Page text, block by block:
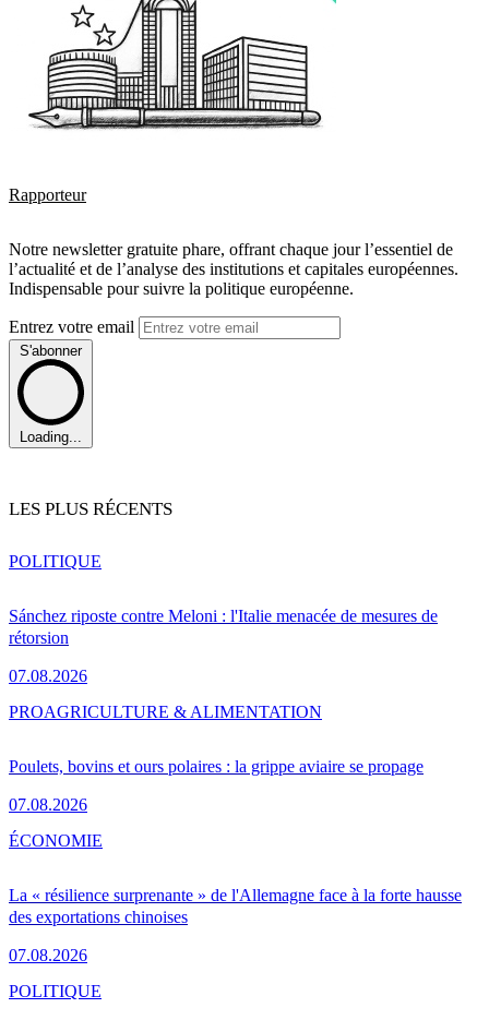
Rapporteur
Notre newsletter gratuite phare, offrant chaque jour l’essentiel de
l’actualité et de l’analyse des institutions et capitales européennes.
Indispensable pour suivre la politique européenne.
Entrez votre email
S'abonner
Loading...
LES PLUS RÉCENTS
Sánchez riposte contre Meloni : l'Italie menacée de mesures de
rétorsion
07.08.2026
POLITIQUE
Poulets, bovins et ours polaires : la grippe aviaire se propage
07.08.2026
PROAGRICULTURE & ALIMENTATION
La « résilience surprenante » de l'Allemagne face à la forte hausse
des exportations chinoises
07.08.2026
ÉCONOMIE
POLITIQUE